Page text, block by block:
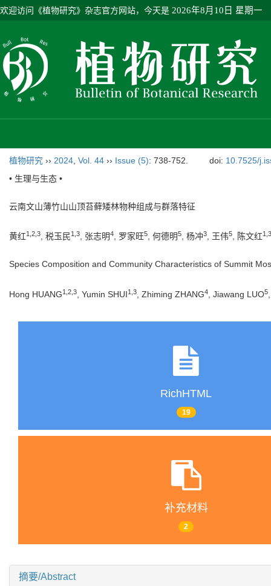
欢迎访问《植物研究》杂志官方网站，今天是 2026年8月10日 星期一
植物研究 ›› 2024 Vol. 44 ›› Issue (5): 738-752. doi: 10.7525/
• 生理与生态 •
云南文山薄竹山山顶苔藓矮林物种组成与群落特征
黄红1 2 3, 税玉民1 3, 张志明4, 罗家旺5, 何德明5, 杨冲3, 王伟5, 陈文红1 3
Species Composition and Community Characteristics of Summit
Hong HUANG1 2 3 , Yumin SHUI1 3 , Zhiming ZHANG4 , Jiawang LUO5
RichHTML
19
补充材料
2
摘要/Abstract